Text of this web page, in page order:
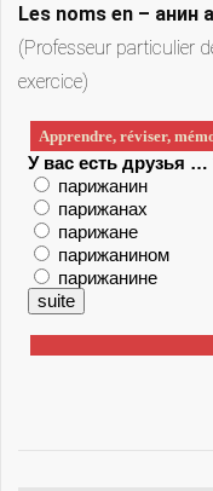
Les noms en – анин
(Professeur particulier
exercice)